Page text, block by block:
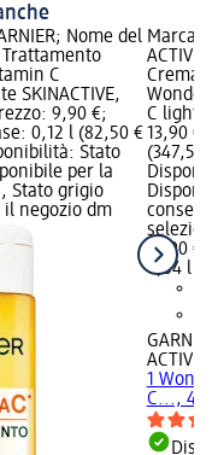
Nome del
C
SKINACTIVE,
9,90 €;
0,12 l (82,50 €
Stato
per la
Stato grigio
il negozio dm
Marca:
Crema
Wonder
C light,
13,90 €;
(347,50
13,90 €
0,04 l
ACTIVE
1
C..., 40